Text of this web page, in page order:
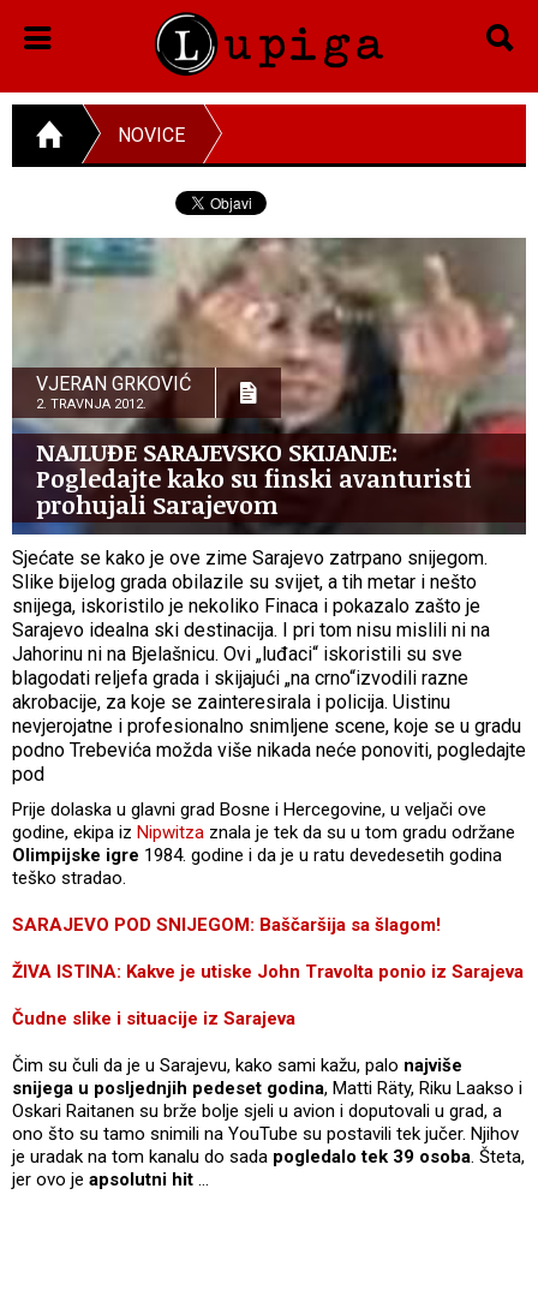
NOVICE
VJERAN GRKOVIĆ
2. TRAVNJA 2012.
NAJLUĐE SARAJEVSKO SKIJANJE:
Pogledajte kako su finski avanturisti
prohujali Sarajevom
Sjećate se kako je ove zime Sarajevo zatrpano snijegom.
Slike bijelog grada obilazile su svijet, a tih metar i nešto
snijega, iskoristilo je nekoliko Finaca i pokazalo zašto je
Sarajevo idealna ski destinacija. I pri tom nisu mislili ni na
Jahorinu ni na Bjelašnicu. Ovi „luđaci“ iskoristili su sve
blagodati reljefa grada i skijajući „na crno“izvodili razne
akrobacije, za koje se zainteresirala i policija. Uistinu
nevjerojatne i profesionalno snimljene scene, koje se u gradu
podno Trebevića možda više nikada neće ponoviti, pogledajte
pod
Prije dolaska u glavni grad Bosne i Hercegovine, u veljači ove
godine, ekipa iz Nipwitza znala je tek da su u tom gradu održane
Olimpijske igre 1984. godine i da je u ratu devedesetih godina
teško stradao.
SARAJEVO POD SNIJEGOM: Baščaršija sa šlagom!
ŽIVA ISTINA: Kakve je utiske John Travolta ponio iz Sarajeva
Čudne slike i situacije iz Sarajeva
Čim su čuli da je u Sarajevu, kako sami kažu, palo najviše
snijega u posljednjih pedeset godina, Matti Räty, Riku Laakso i
Oskari Raitanen su brže bolje sjeli u avion i doputovali u grad, a
ono što su tamo snimili na YouTube su postavili tek jučer. Njihov
je uradak na tom kanalu do sada pogledalo tek 39 osoba. Šteta,
jer ovo je apsolutni hit …